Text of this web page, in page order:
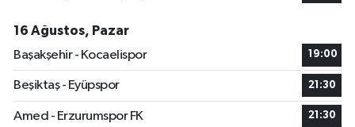
16 Ağustos, Pazar
Başakşehir - Kocaelispor
19:00
Beşiktaş - Eyüpspor 21:30
Amed - Erzurumspor FK 21:30